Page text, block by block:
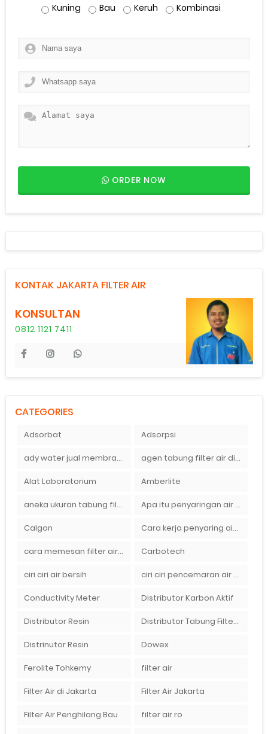
Kuning Bau Keruh Kombinasi
ORDER NOW
KONTAK JAKARTA FILTER AIR
KONSULTAN
0812 1121 7411
CATEGORIES
Adsorbat Adsorpsi
ady water jual membran ro 2000 gpd harganya sangat murah agen tabung filter air di bandung
Alat Laboratorium Amberlite
aneka ukuran tabung filter air Apa itu penyaringan air secara umum
Calgon Cara kerja penyaring air Ady Water dengan tabung FRP berisikan lapisan media filter air
cara memesan filter air Ady Wate Carbotech
ciri ciri air bersih ciri ciri pencemaran air sumur bor di rumah
Conductivity Meter Distributor Karbon Aktif
Distributor Resin Distributor Tabung Filter Air FRP1054 di Bandung
Distrinutor Resin Dowex
Ferolite Tohkemy filter air
Filter Air di Jakarta Filter Air Jakarta
Filter Air Penghilang Bau filter air ro